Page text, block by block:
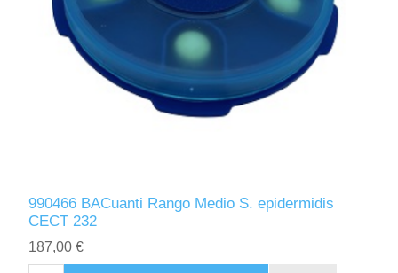
990466 BACuanti Rango Medio S. epidermidis
CECT 232
187,00 €